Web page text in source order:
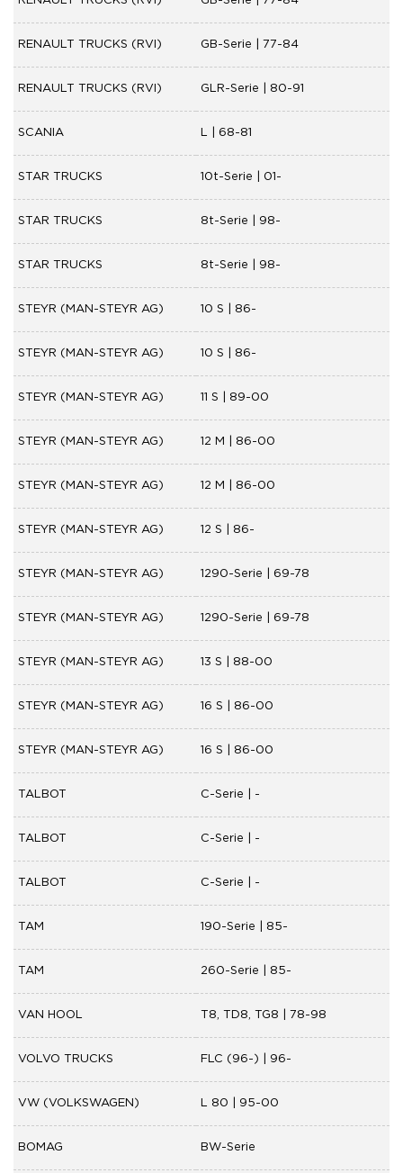
RENAULT TRUCKS (RVI) GB-Serie | 77-84
RENAULT TRUCKS (RVI) GLR-Serie | 80-91
SCANIA L | 68-81
STAR TRUCKS 10t-Serie | 01-
STAR TRUCKS 8t-Serie | 98-
STAR TRUCKS 8t-Serie | 98-
STEYR (MAN-STEYR AG) 10 S | 86-
STEYR (MAN-STEYR AG) 10 S | 86-
STEYR (MAN-STEYR AG) 11 S | 89-00
STEYR (MAN-STEYR AG) 12 M | 86-00
STEYR (MAN-STEYR AG) 12 M | 86-00
STEYR (MAN-STEYR AG) 12 S | 86-
STEYR (MAN-STEYR AG) 1290-Serie | 69-78
STEYR (MAN-STEYR AG) 1290-Serie | 69-78
STEYR (MAN-STEYR AG) 13 S | 88-00
STEYR (MAN-STEYR AG) 16 S | 86-00
STEYR (MAN-STEYR AG) 16 S | 86-00
TALBOT C-Serie | -
TALBOT C-Serie | -
TALBOT C-Serie | -
TAM 190-Serie | 85-
TAM 260-Serie | 85-
VAN HOOL T8, TD8, TG8 | 78-98
VOLVO TRUCKS FLC (96-) | 96-
VW (VOLKSWAGEN) L 80 | 95-00
BOMAG BW-Serie